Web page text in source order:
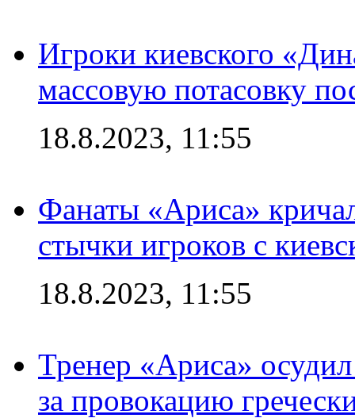
Игроки киевского
массовую потасовку
18.8.2023, 11:55
Фанаты «Ариса»
стычки игроков с
18.8.2023, 11:55
Тренер «Ариса»
за провокацию